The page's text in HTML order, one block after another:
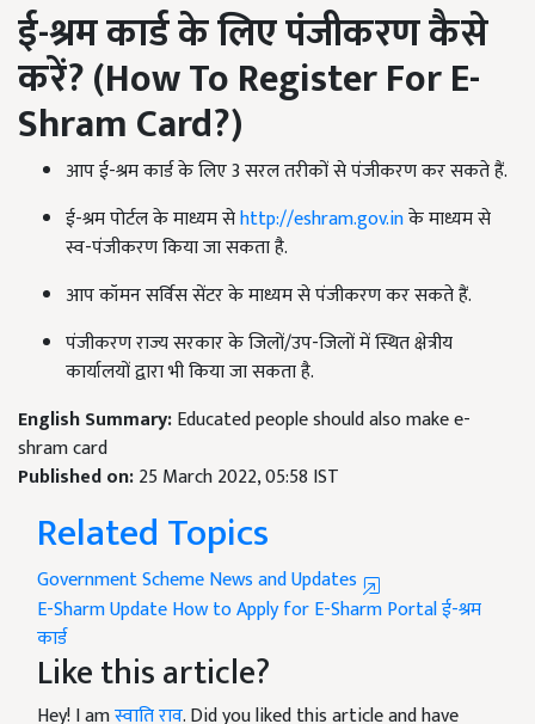
ई-श्रम कार्ड के लिए पंजीकरण कैसे
करें? (How To Register For E-
Shram Card?)
आप ई-श्रम कार्ड के लिए 3 सरल तरीकों से पंजीकरण कर सकते हैं.
ई-श्रम पोर्टल के माध्यम सेhttp://eshram.gov.inके माध्यम से
स्व-पंजीकरण किया जा सकता है.
आप कॉमन सर्विस सेंटर के माध्यम से पंजीकरण कर सकते हैं.
पंजीकरण राज्य सरकार के जिलों/उप-जिलों में स्थित क्षेत्रीय
कार्यालयों द्वारा भी किया जा सकता है.
English Summary:Educated people should also make e-
shram card
Published on:25 March 2022, 05:58 IST
Related Topics
Government Scheme News and Updates
E-Sharm UpdateHow to Apply for E-Sharm Portalई-श्रम
कार्ड
Like this article?
Hey! I amस्वाति राव. Did you liked this article and have